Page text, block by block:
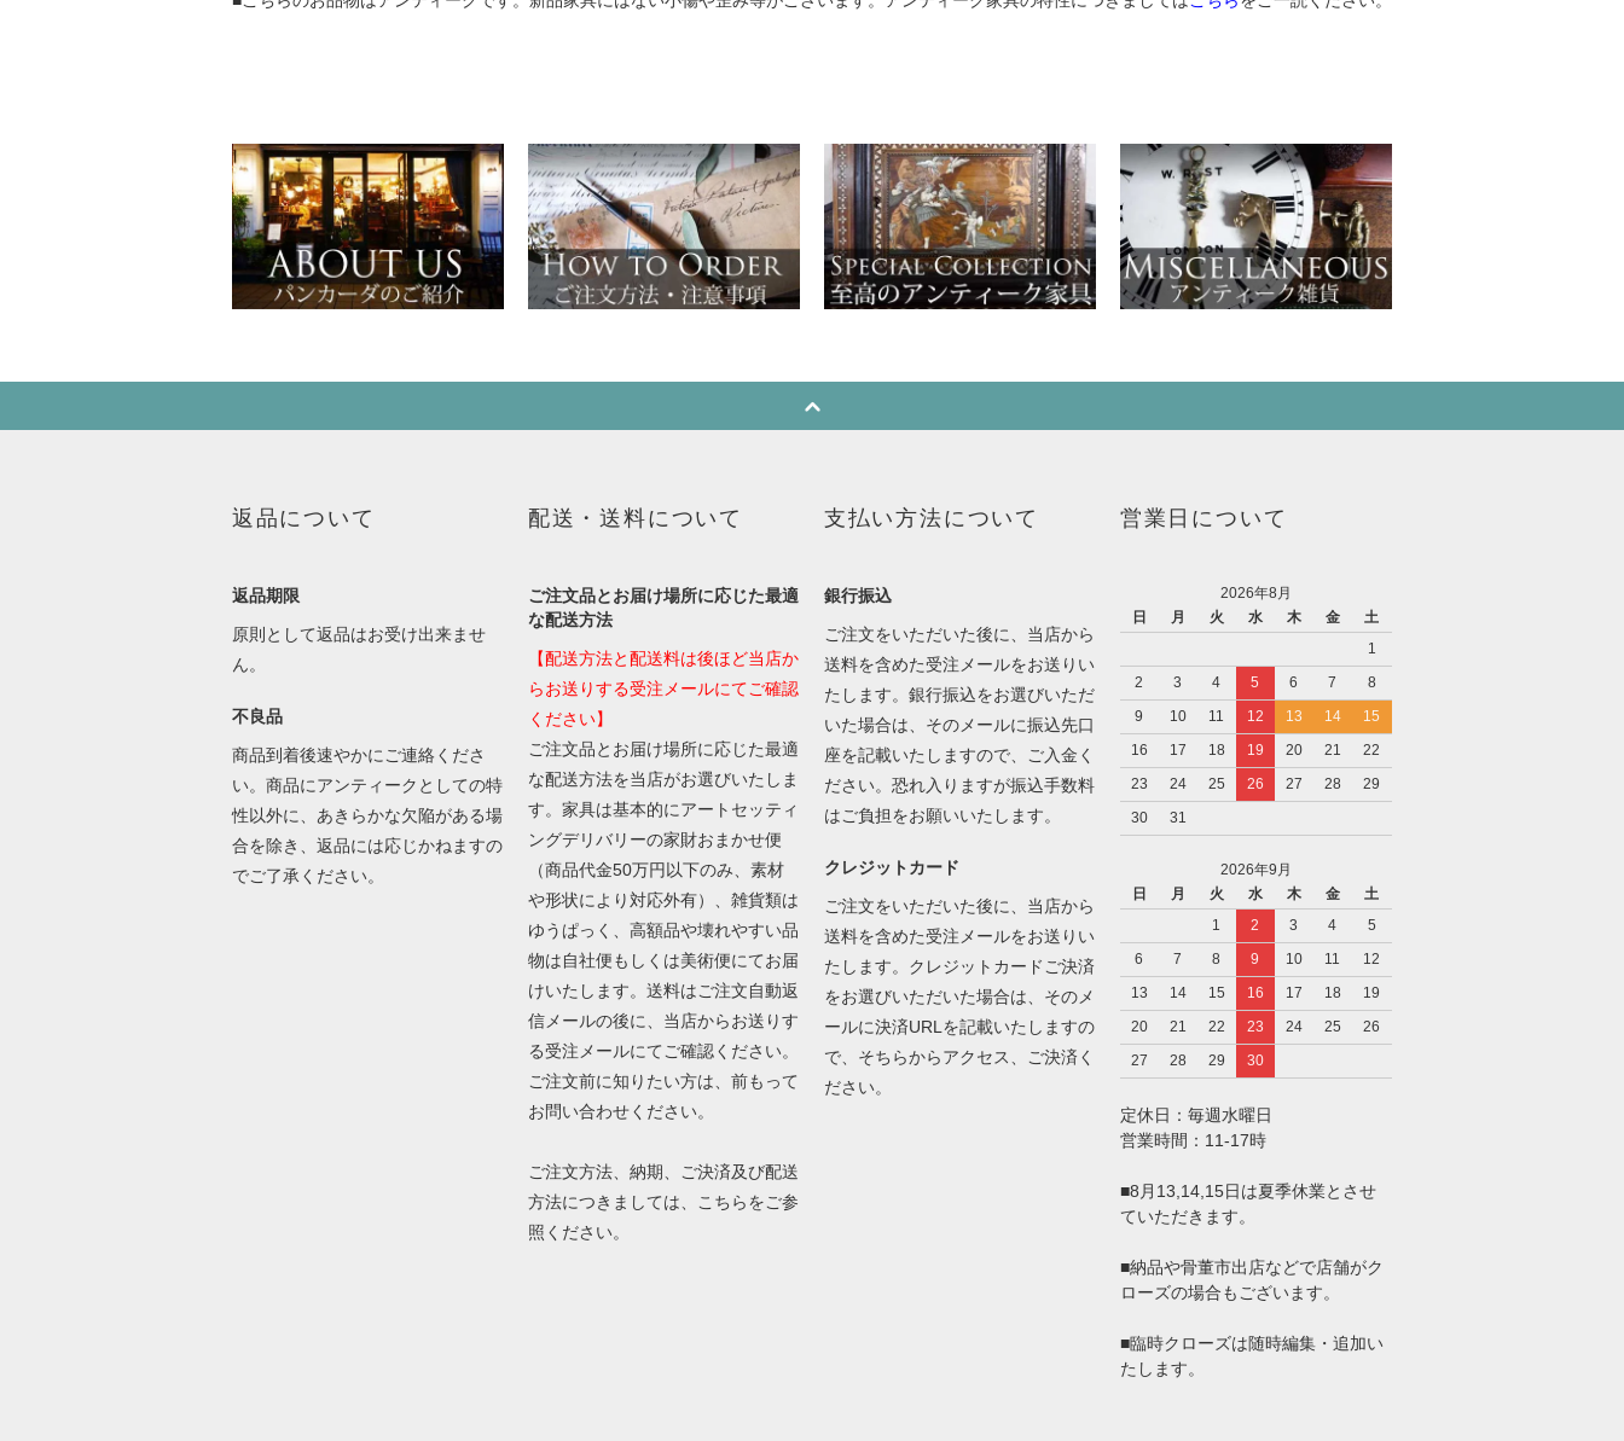
返品について
返品期限
原則として返品はお受け出来ませ
ん。
不良品
商品到着後速やかにご連絡くださ
い。商品にアンティークとしての特
性以外に、あきらかな欠陥がある場
合を除き、返品には応じかねますの
でご了承ください。
配送・送料について
ご注文品とお届け場所に応じた最適
な配送方法
【配送方法と配送料は後ほど当店か
らお送りする受注メールにてご確認
ください】
ご注文品とお届け場所に応じた最適
な配送方法を当店がお選びいたしま
す。家具は基本的にアートセッティ
ングデリバリーの家財おまかせ便
（商品代金50万円以下のみ、素材
や形状により対応外有）、雑貨類は
ゆうぱっく、高額品や壊れやすい品
物は自社便もしくは美術便にてお届
けいたします。送料はご注文自動返
信メールの後に、当店からお送りす
る受注メールにてご確認ください。
ご注文前に知りたい方は、前もって
お問い合わせください。
ご注文方法、納期、ご決済及び配送
方法につきましては、 こちらをご参
照ください。
支払い方法について
銀行振込
ご注文をいただいた後に、当店から
送料を含めた受注メールをお送りい
たします。銀行振込をお選びいただ
いた場合は、そのメールに振込先口
座を記載いたしますので、ご入金く
ださい。恐れ入りますが振込手数料
はご負担をお願いいたします。
クレジットカード
ご注文をいただいた後に、当店から
送料を含めた受注メールをお送りい
たします。クレジットカードご決済
をお選びいただいた場合は、そのメ
ールに決済URLを記載いたしますの
で、そちらからアクセス、ご決済く
ださい。
営業日について
2026年8月
日
月 火 水 木 金
土
1
2
3 4 5 6 7
8
9
10 11 12 13 14
15
16
17 18 19 20 21
22
23
24 25 26 27 28
29
30
31
2026年9月
日
月 火 水 木 金
土
1
2 3 4
5
6
7 8 9 10 11
12
13
14 15 16 17 18
19
20
21 22 23 24 25
26
27
28 29 30
定休日：毎週水曜日
営業時間：11-17時
■8月13,14,15日は夏季休業とさせ
ていただきます。
■納品や骨董市出店などで店舗がク
ローズの場合もございます。
■臨時クローズは随時編集・追加い
たします。